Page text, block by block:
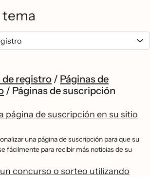
tema
registro / Páginas de
/ Páginas de suscripción
página de suscripción en su sitio
una página de suscripción para que su
fácilmente para recibir más noticias de su
concurso o sorteo utilizando